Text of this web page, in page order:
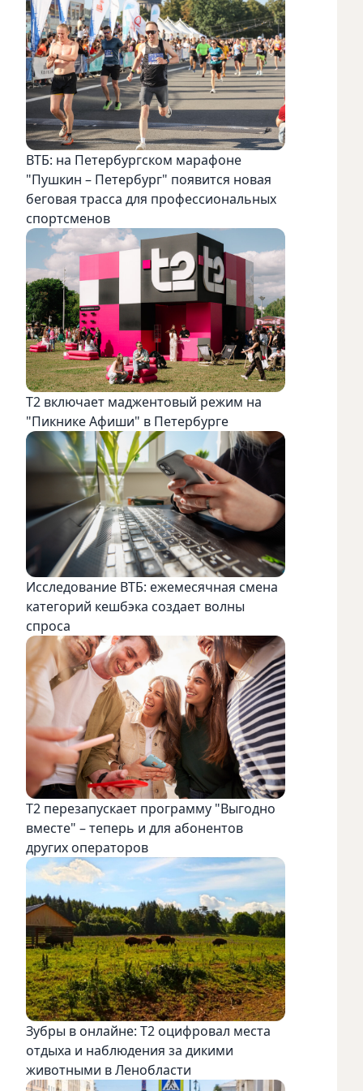
ВТБ: на Петербургском марафоне
"Пушкин – Петербург" появится новая
беговая трасса для профессиональных
спортсменов
Т2 включает маджентовый режим на
"Пикнике Афиши" в Петербурге
Исследование ВТБ: ежемесячная смена
категорий кешбэка создает волны
спроса
Т2 перезапускает программу "Выгодно
вместе" – теперь и для абонентов
других операторов
Зубры в онлайне: Т2 оцифровал места
отдыха и наблюдения за дикими
животными в Ленобласти